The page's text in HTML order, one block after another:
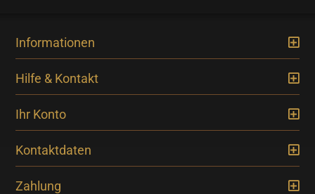
Informationen
Hilfe & Kontakt
Ihr Konto
Kontaktdaten
Zahlung